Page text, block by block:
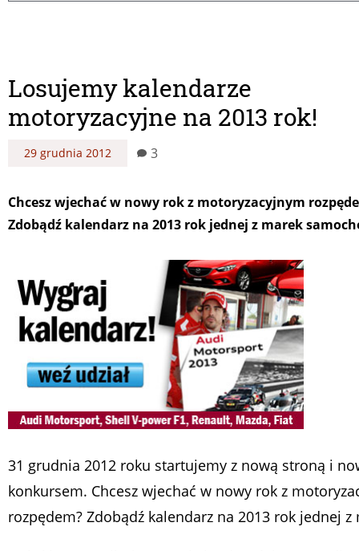
Losujemy kalendarze
motoryzacyjne na 2013 rok!
29 grudnia 2012 3
Chcesz wjechać w nowy rok z motoryzacyjnym
Zdobądź kalendarz na 2013 rok jednej z marek
31 grudnia 2012 roku startujemy z nową stroną i
konkursem. Chcesz wjechać w nowy rok z
rozpędem? Zdobądź kalendarz na 2013 rok jednej z